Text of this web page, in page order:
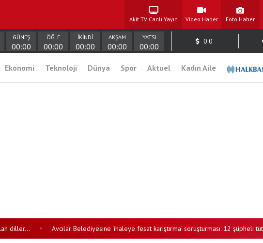
Akit TV Canlı Yayın Video Haber Foto Haber
GÜNEŞ
00:00
ÖĞLE
00:00
İKİNDİ
00:00
AKŞAM
00:00
YATSI
00:00
0.0
Ekonomi Teknoloji Dünya Spor Aktuel Kadın Aile
• Avcılar Belediyesine 'ihaleye fesat karıştırma' soruşturması: 12 şüpheli tutuklandı